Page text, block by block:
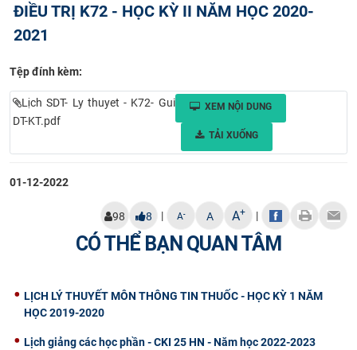
TUYỂN SINH
ĐẢM BẢO CHẤT LƯỢNG
KHOA HỌC CÔNG NGHỆ
ĐIỀU TRỊ K72 - HỌC KỲ II NĂM HỌC 2020-
2021
Tệp đính kèm:
Lịch SDT- Ly thuyet - K72- Gui
DT-KT.pdf
XEM NỘI DUNG
TẢI XUỐNG
01-12-2022
98 8 | A- A A+ |
CÓ THỂ BẠN QUAN TÂM
LỊCH LÝ THUYẾT MÔN THÔNG TIN THUỐC - HỌC KỲ 1 NĂM
HỌC 2019-2020
Lịch giảng các học phần - CKI 25 HN - Năm học 2022-2023